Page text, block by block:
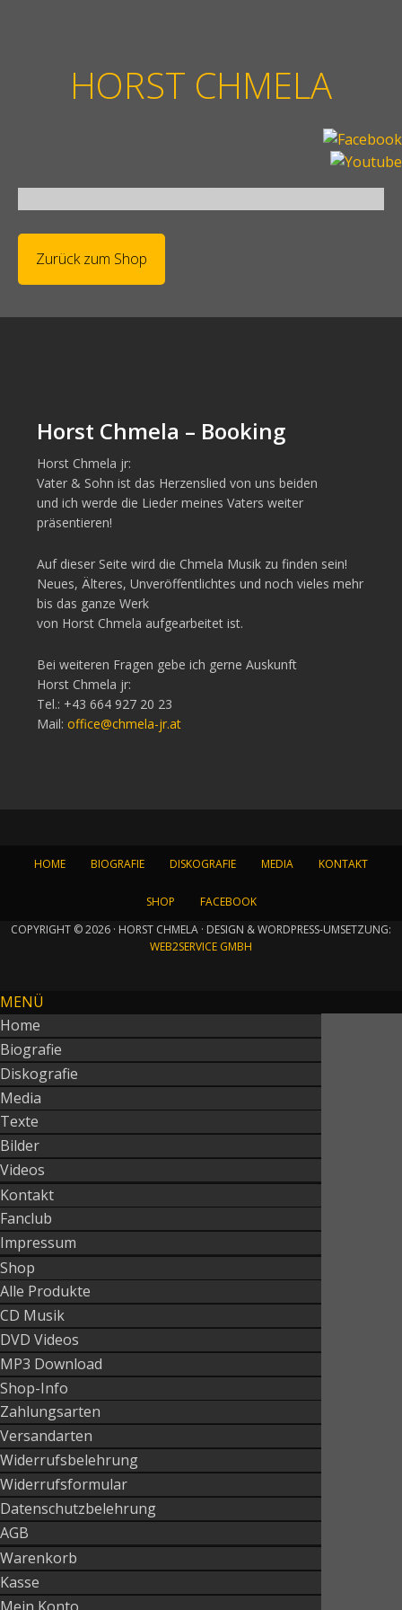
HORST CHMELA
Zurück zum Shop
Horst Chmela – Booking
Horst Chmela jr:
Vater & Sohn ist das Herzenslied von uns beiden
und ich werde die Lieder meines Vaters weiter
präsentieren!
Auf dieser Seite wird die Chmela Musik zu finden sein!
Neues, Älteres, Unveröffentlichtes und noch vieles mehr
bis das ganze Werk
von Horst Chmela aufgearbeitet ist.
Bei weiteren Fragen gebe ich gerne Auskunft
Horst Chmela jr:
Tel.: +43 664 927 20 23
Mail: office@chmela-jr.at
HOME BIOGRAFIE DISKOGRAFIE MEDIA KONTAKT
SHOP
FACEBOOK
COPYRIGHT © 2026 · HORST CHMELA · DESIGN & WORDPRESS-UMSETZUNG:
WEB2SERVICE GMBH
MENÜ
Home
Biografie
Diskografie
Media
Texte
Bilder
Videos
Kontakt
Fanclub
Impressum
Shop
Alle Produkte
CD Musik
DVD Videos
MP3 Download
Shop-Info
Zahlungsarten
Versandarten
Widerrufsbelehrung
Widerrufsformular
Datenschutzbelehrung
AGB
Warenkorb
Kasse